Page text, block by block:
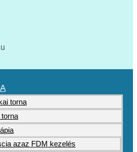
torna
azaz FDM kezelés